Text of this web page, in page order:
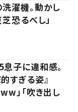
濯機。動かし
恐るべし」
子に違和感。
すぎる姿』
」「吹き出し